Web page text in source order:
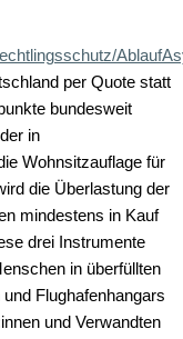
per Quote statt
bundesweit
in
Wohnsitzauflage für
die Überlastung der
mindestens in Kauf
drei Instrumente
in überfüllten
Flughafenhangars
und Verwandten